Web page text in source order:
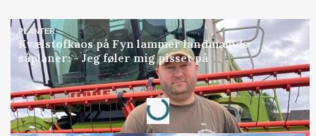
PLANTER
Kvælstofkaos på Fyn lammer landmænds
såplaner: - Jeg føler mig pisset på
Annonce
Loading...